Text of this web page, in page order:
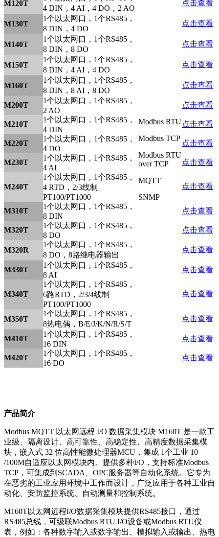
Modbus RTU
Modbus TCP
Modbus RTU
over TCP
MQTT
SNMP
M120T
4 DIN，4 AI，4 DO，2 AO
点击查看
M130T
1个以太网口，1个RS485，
8 DIN，4 DO
点击查看
M140T
1个以太网口，1个RS485，
8 DIN，8 DO
点击查看
M150T
1个以太网口，1个RS485，
8 DIN，4 AI，4 DO
点击查看
M160T
1个以太网口，1个RS485，
8 DIN，8 AI，8 DO
点击查看
M200T
1个以太网口，1个RS485，
2 AO
点击查看
M210T
1个以太网口，1个RS485，
4 DIN
点击查看
M220T
1个以太网口，1个RS485，
4 DO
点击查看
M230T
1个以太网口，1个RS485，
4 AI
点击查看
M240T
1个以太网口，1个RS485，
4 RTD，2/3线制
PT100/PT1000
点击查看
M310T
1个以太网口，1个RS485，
8 DIN
点击查看
M320T
1个以太网口，1个RS485，
8 DO
点击查看
M320R
1个以太网口，1个RS485，
8 DO，8路继电器输出
点击查看
M330T
1个以太网口，1个RS485，
8 AI
点击查看
M340T
1个以太网口，1个RS485，
6路RTD，2/3/4线制
PT100/PT1000
点击查看
M350T
1个以太网口，1个RS485，
8热电偶，B/E/J/K/N/R/S/T
点击查看
M410T
1个以太网口，1个RS485，
16 DIN
点击查看
M420T
1个以太网口，1个RS485，
16 DO
点击查看
产品简介
Modbus MQTT 以太网远程 I/O 数据采集模块 M160T 是一款工
业级、隔离设计、高可靠性、高稳定性、高精度数据采集模
块，嵌入式 32 位高性能微处理器MCU，集成 1个工业 10
/100M自适应以太网模块内。提供多种I/O，支持标准Modbus
TCP，可集成到SCADA、OPC服务器等自动化系统。它专为
在恶劣的工业应用环境中工作而设计，广泛应用于各种工业自
动化、安防监控系统、自动测量和控制系统。
M160T以太网远程I/O数据采集模块提供RS485接口，通过
RS485总线，可级联Modbus RTU I/O设备或Modbus RTU仪
表，例如：各种数字输入或数字输出、模拟输入或输出、热电